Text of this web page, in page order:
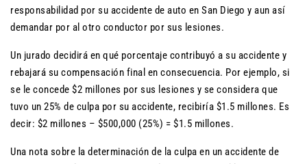
responsabilidad por su accidente de auto en San Diego y aun así
demandar por al otro conductor por sus lesiones.
Un jurado decidirá en qué porcentaje contribuyó a su accidente y
rebajará su compensación final en consecuencia. Por ejemplo, si
se le concede $2 millones por sus lesiones y se considera que
tuvo un 25% de culpa por su accidente, recibiría $1.5 millones. Es
decir: $2 millones – $500,000 (25%) = $1.5 millones.
Una nota sobre la determinación de la culpa en un accidente de